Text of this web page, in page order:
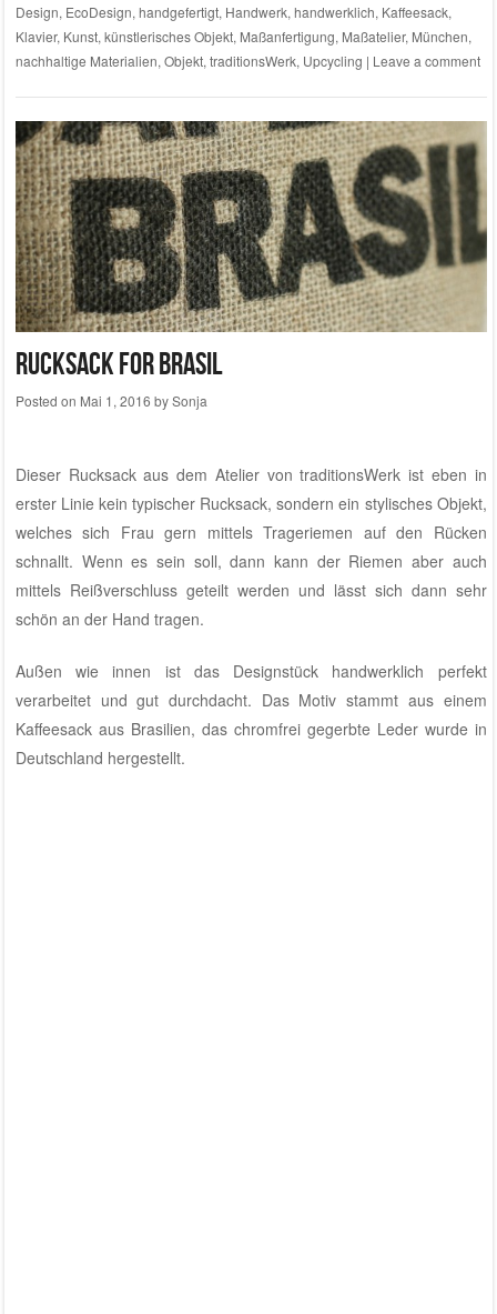
Design, EcoDesign, handgefertigt, Handwerk, handwerklich, Kaffeesack,
Klavier, Kunst, künstlerisches Objekt, Maßanfertigung, Maßatelier, München,
nachhaltige Materialien, Objekt, traditionsWerk, Upcycling | Leave a comment
Rucksack for Brasil
Posted on Mai 1, 2016 bySonja
Dieser Rucksack aus dem Atelier von traditionsWerk ist eben in
erster Linie kein typischer Rucksack, sondern ein stylisches Objekt,
welches sich Frau gern mittels Trageriemen auf den Rücken
schnallt. Wenn es sein soll, dann kann der Riemen aber auch
mittels Reißverschluss geteilt werden und lässt sich dann sehr
schön an der Hand tragen.
Außen wie innen ist das Designstück handwerklich perfekt
verarbeitet und gut durchdacht. Das Motiv stammt aus einem
Kaffeesack aus Brasilien, das chromfrei gegerbte Leder wurde in
Deutschland hergestellt.